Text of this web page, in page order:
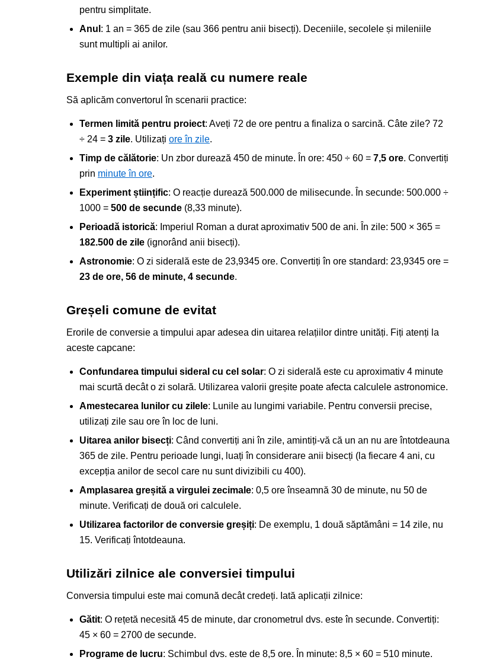
pentru simplitate.
Anul : 1 an = 365 de zile (sau 366 pentru anii bisecți). Deceniile, secolele și mileniile
sunt multipli ai anilor.
Exemple din viața reală cu numere reale
Să aplicăm convertorul în scenarii practice:
Termen limită pentru proiect: Aveți 72 de ore pentru a finaliza o sarcină. Câte zile? 72
÷ 24 = 3 zile. Utilizați ore în zile.
Timp de călătorie: Un zbor durează 450 de minute. În ore: 450 ÷ 60 = 7,5 ore. Convertiți
prin minute în ore.
Experiment științific: O reacție durează 500.000 de milisecunde. În secunde: 500.000 ÷
1000 = 500 de secunde (8,33 minute).
Perioadă istorică: Imperiul Roman a durat aproximativ 500 de ani. În zile: 500 × 365 =
182.500 de zile (ignorând anii bisecți).
Astronomie: O zi siderală este de 23,9345 ore. Convertiți în ore standard: 23,9345 ore =
23 de ore, 56 de minute, 4 secunde.
Greșeli comune de evitat
Erorile de conversie a timpului apar adesea din uitarea relațiilor dintre unități. Fiți atenți la
aceste capcane:
Confundarea timpului sideral cu cel solar: O zi siderală este cu aproximativ 4 minute
mai scurtă decât o zi solară. Utilizarea valorii greșite poate afecta calculele astronomice.
Amestecarea lunilor cu zilele: Lunile au lungimi variabile. Pentru conversii precise,
utilizați zile sau ore în loc de luni.
Uitarea anilor bisecți: Când convertiți ani în zile, amintiți-vă că un an nu are întotdeauna
365 de zile. Pentru perioade lungi, luați în considerare anii bisecți (la fiecare 4 ani, cu
excepția anilor de secol care nu sunt divizibili cu 400).
Amplasarea greșită a virgulei zecimale: 0,5 ore înseamnă 30 de minute, nu 50 de
minute. Verificați de două ori calculele.
Utilizarea factorilor de conversie greșiți: De exemplu, 1 două săptămâni = 14 zile, nu
15. Verificați întotdeauna.
Utilizări zilnice ale conversiei timpului
Conversia timpului este mai comună decât credeți. Iată aplicații zilnice:
Gătit: O rețetă necesită 45 de minute, dar cronometrul dvs. este în secunde. Convertiți:
45 × 60 = 2700 de secunde.
Programe de lucru: Schimbul dvs. este de 8,5 ore. În minute: 8,5 × 60 = 510 minute.